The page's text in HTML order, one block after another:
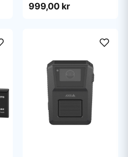
Black
999,00 kr